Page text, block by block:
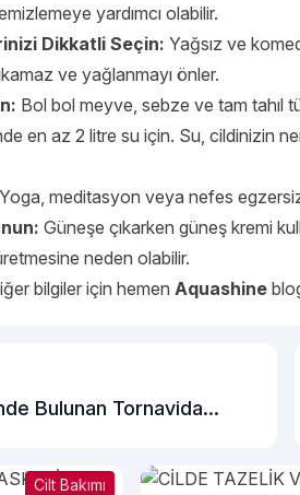
yardımcı olabilir.
Dikkatli Seçin: Yağsız ve
ve yağlanmayı önler.
Bol bol meyve, sebze ve tam tahıl
en az 2 litre su için. Su, cildinizin
Yoga, meditasyon veya nefes
Güneşe çıkarken güneş kremi
neden olabilir.
bilgiler için hemen Aquashine
Bulunan Tornavida
Cilt Bakımı